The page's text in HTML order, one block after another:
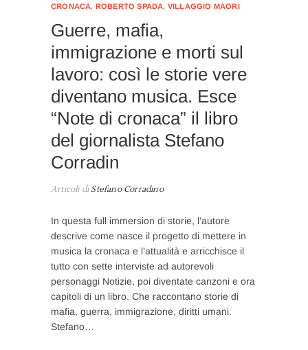
CRONACA, ROBERTO SPADA, VILLAGGIO MAORI
Guerre, mafia,
immigrazione e morti sul
lavoro: così le storie vere
diventano musica. Esce
“Note di cronaca” il libro
del giornalista Stefano
Corradin
Articoli diStefano Corradino
In questa full immersion di storie, l’autore
descrive come nasce il progetto di mettere in
musica la cronaca e l’attualità e arricchisce il
tutto con sette interviste ad autorevoli
personaggi Notizie, poi diventate canzoni e ora
capitoli di un libro. Che raccontano storie di
mafia, guerra, immigrazione, diritti umani.
Stefano…